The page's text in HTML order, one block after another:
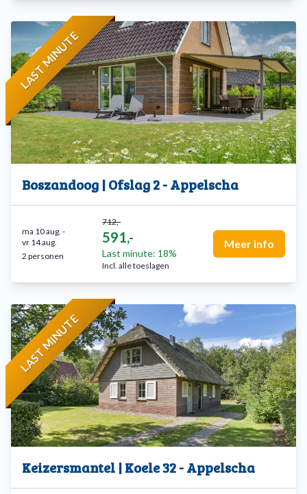
LAST MINUTE
Boszandoog | Ofslag 2 - Appelscha
712,-
591,-
Last minute: 18%
Incl. alle toeslagen
ma 10 aug. -
vr 14 aug.
2 personen
Meer info
LAST MINUTE
Keizersmantel | Koele 32 - Appelscha